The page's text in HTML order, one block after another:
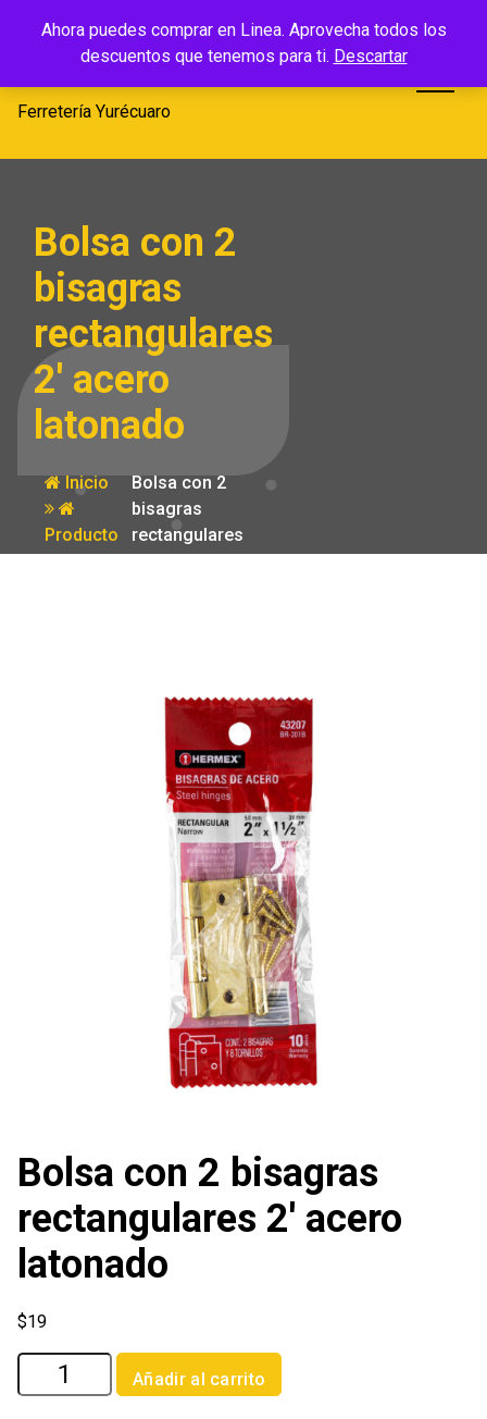
Ahora puedes comprar en Linea. Aprovecha todos los
descuentos que tenemos para ti. Descartar
Ferretería
Yurécuaro
Ferretería Yurécuaro
Bolsa con 2
bisagras
rectangulares
2′ acero
latonado
Inicio
Producto
Bolsa con 2
bisagras
rectangulares
2′ acero
Bolsa con 2 bisagras
rectangulares 2′ acero
latonado
$19
Bolsa
con
Añadir al carrito